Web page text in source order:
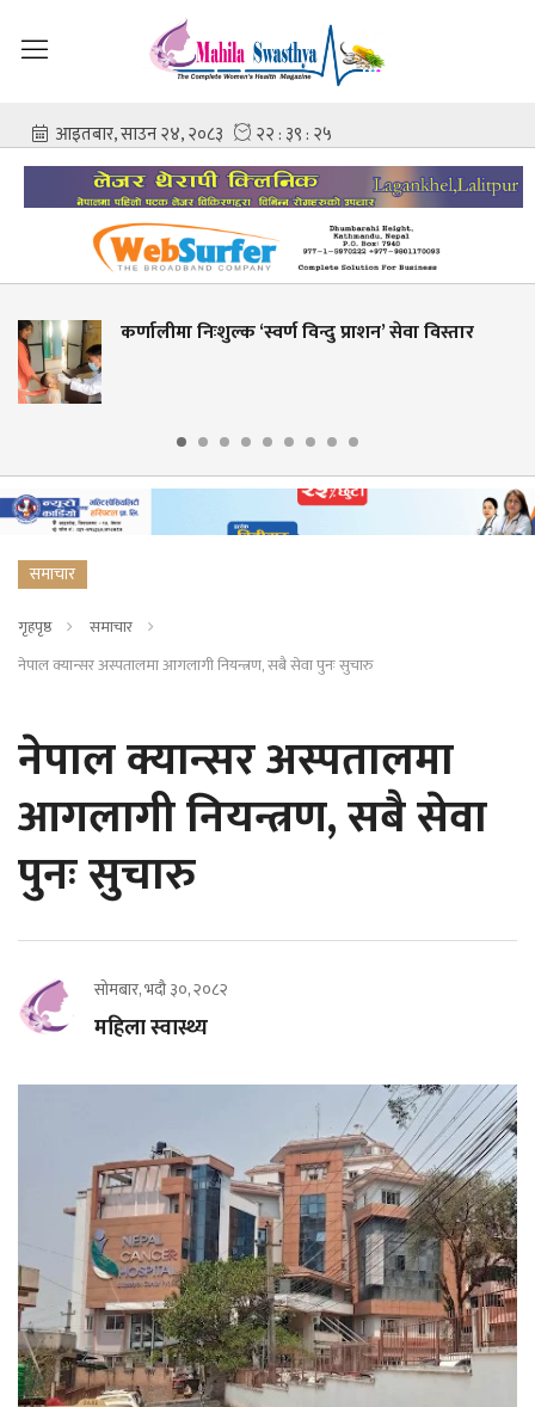
निःशुल्क ‘स्वर्ण विन्दु प्राशन’ सेवा विस्तार
समाचार
गृहपृष्ठ
समाचार
नेपाल क्यान्सर अस्पतालमा आगलागी नियन्त्रण, सबै सेवा पुनः सुचारु
नेपाल क्यान्सर अस्पतालमा
आगलागी नियन्त्रण, सबै सेवा
पुनः सुचारु
सोमबार, भदौ ३०, २०८२
महिला स्वास्थ्य